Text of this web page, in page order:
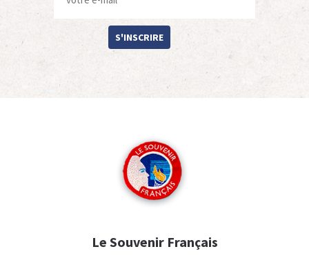
S'INSCRIRE
Le Souvenir Français